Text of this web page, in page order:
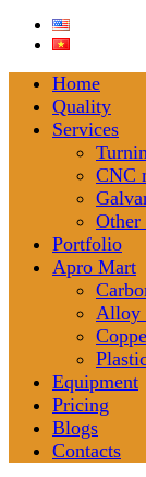
Home
Quality
Services
CNC
Other
Portfolio
Apro Mart
Alloy
Equipment
Pricing
Blogs
Contacts